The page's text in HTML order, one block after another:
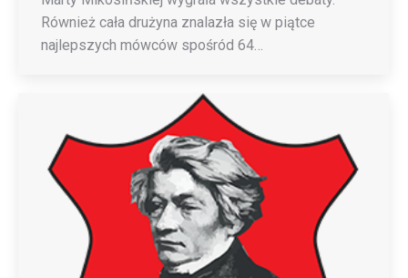
Również cała drużyna znalazła się w piątce
najlepszych mówców spośród 64…